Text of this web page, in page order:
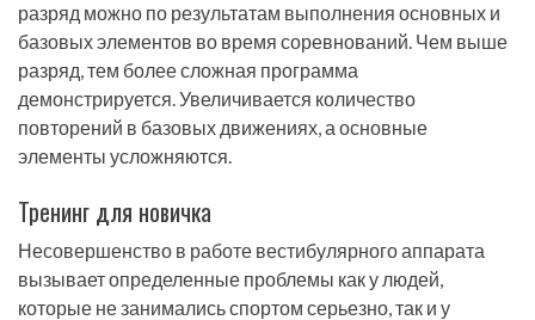
разряд можно по результатам выполнения основных и
базовых элементов во время соревнований. Чем выше
разряд, тем более сложная программа
демонстрируется. Увеличивается количество
повторений в базовых движениях, а основные
элементы усложняются.
Тренинг для новичка
Несовершенство в работе вестибулярного аппарата
вызывает определенные проблемы как у людей,
которые не занимались спортом серьезно, так и у